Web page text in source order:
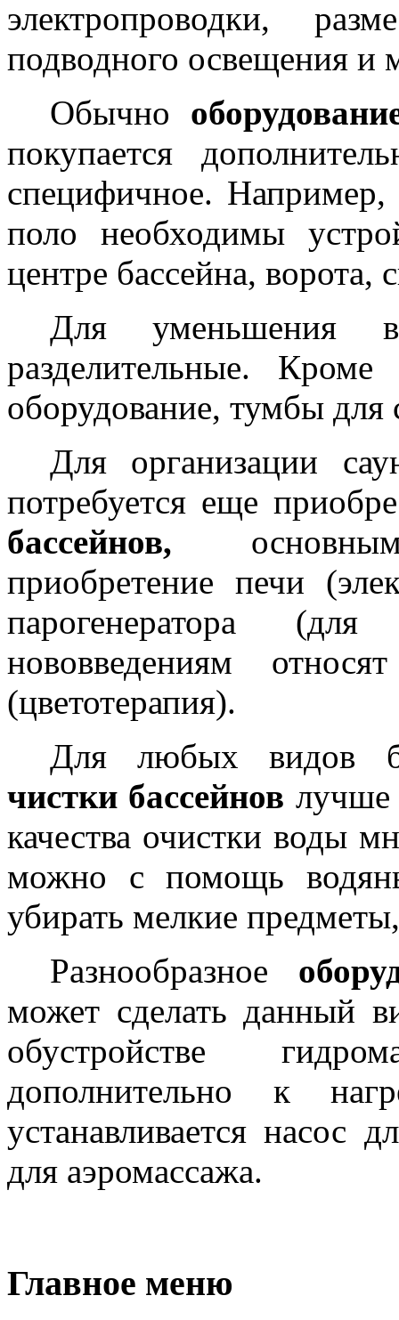
электропроводки,
подводного освещения и
Обычно
покупается
специфичное. Например,
поло необходимы
центре бассейна, ворота,
Для уменьшения
разделительные.
оборудование, тумбы для
Для организации
потребуется еще
бассейнов,
приобретение печи
парогенератора
нововведениям
(цветотерапия).
Для любых видов
чистки бассейнов лучше
качества очистки воды
можно с помощь
убирать мелкие
Разнообразное
может сделать данный
обустройстве
дополнительно к
устанавливается насос
для аэромассажа.
Главное меню